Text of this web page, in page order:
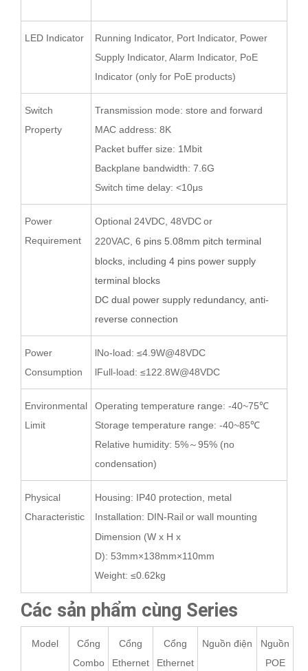
LED Indicator
Running Indicator, Port Indicator, Power
Supply Indicator, Alarm Indicator, PoE
Indicator (only for PoE products)
Switch
Property
Transmission mode: store and forward
MAC address: 8K
Packet buffer size: 1Mbit
Backplane bandwidth: 7.6G
Switch time delay: <10μs
Power
Requirement
Optional 24VDC, 48VDCor
220VAC 6 pins 5.08mm pitch terminal
blocks , including 4 pins power supply
terminal blocks
DC dual power supply redundancy, anti-
reverse connection
Power
Consumption
lNo-load: ≤4.9W@48VDC
lFull-load: ≤122.8W@48VDC
Environmental
Limit
Operating temperature range: -40~75℃
Storage temperature range: -40~85℃
Relative humidity: 5%～95% (no
condensation)
Physical
Characteristic
Housing: IP40 protection, metal
Installation: DIN-Railor wall mounting
Dimension (W x H x
D): 53mm×138mm×110mm
Weight: ≤0.62kg
Các sản phẩm cùng Series
Model
Cổng
Combo
Cổng
Ethernet
Cổng
Ethernet
Nguồn điện
Nguồn
POE